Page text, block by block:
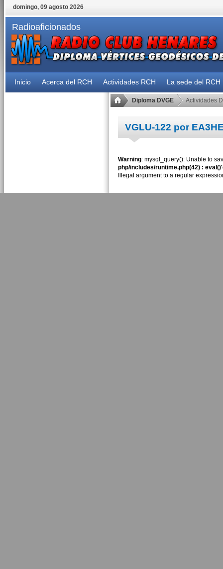
domingo, 09 agosto 2026
Radioaficionados
Inicio Acerca del RCH Actividades RCH La sede del RCH
Diploma DVGE Actividades
VGLU-122 por
Warning: mysql_query(): Unable to
php/includes/runtime.php(42) :
Illegal argument to a regular